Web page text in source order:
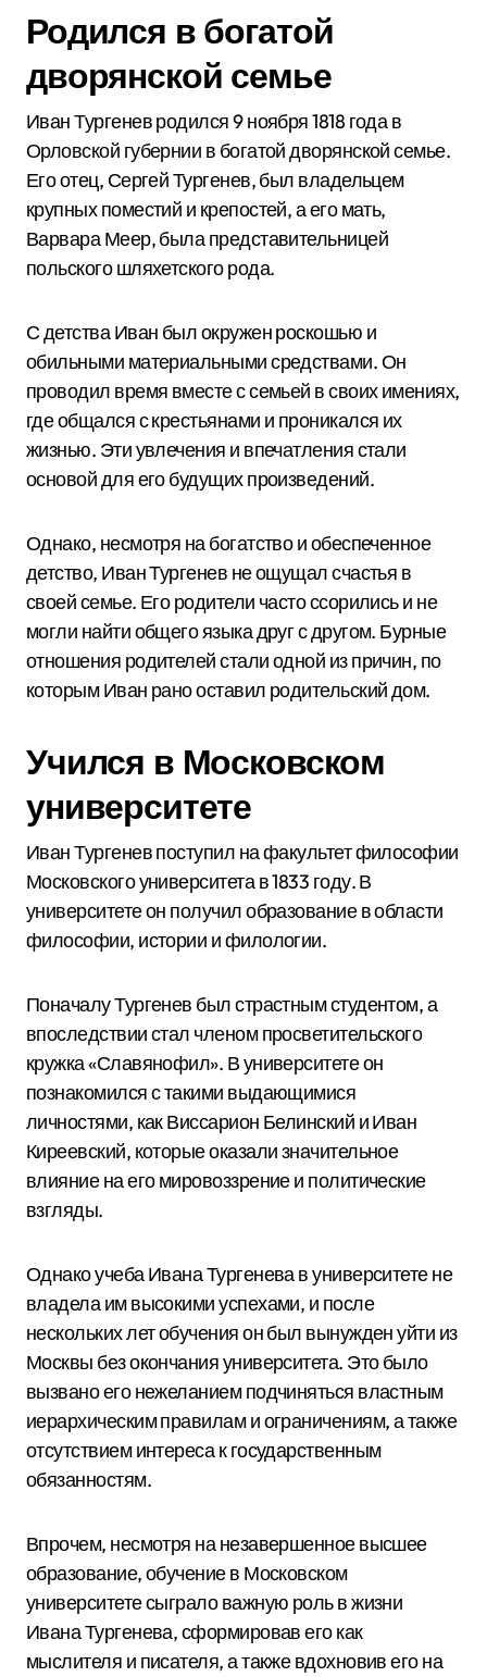
Родился в богатой
дворянской семье
Иван Тургенев родился 9 ноября 1818 года в
Орловской губернии в богатой дворянской семье.
Его отец, Сергей Тургенев, был владельцем
крупных поместий и крепостей, а его мать,
Варвара Меер, была представительницей
польского шляхетского рода.
С детства Иван был окружен роскошью и
обильными материальными средствами. Он
проводил время вместе с семьей в своих имениях,
где общался с крестьянами и проникался их
жизнью. Эти увлечения и впечатления стали
основой для его будущих произведений.
Однако, несмотря на богатство и обеспеченное
детство, Иван Тургенев не ощущал счастья в
своей семье. Его родители часто ссорились и не
могли найти общего языка друг с другом. Бурные
отношения родителей стали одной из причин, по
которым Иван рано оставил родительский дом.
Учился в Московском
университете
Иван Тургенев поступил на факультет философии
Московского университета в 1833 году. В
университете он получил образование в области
философии, истории и филологии.
Поначалу Тургенев был страстным студентом, а
впоследствии стал членом просветительского
кружка «Славянофил». В университете он
познакомился с такими выдающимися
личностями, как Виссарион Белинский и Иван
Киреевский, которые оказали значительное
влияние на его мировоззрение и политические
взгляды.
Однако учеба Ивана Тургенева в университете не
владела им высокими успехами, и после
нескольких лет обучения он был вынужден уйти из
Москвы без окончания университета. Это было
вызвано его нежеланием подчиняться властным
иерархическим правилам и ограничениям, а также
отсутствием интереса к государственным
обязанностям.
Впрочем, несмотря на незавершенное высшее
образование, обучение в Московском
университете сыграло важную роль в жизни
Ивана Тургенева, сформировав его как
мыслителя и писателя, а также вдохновив его на